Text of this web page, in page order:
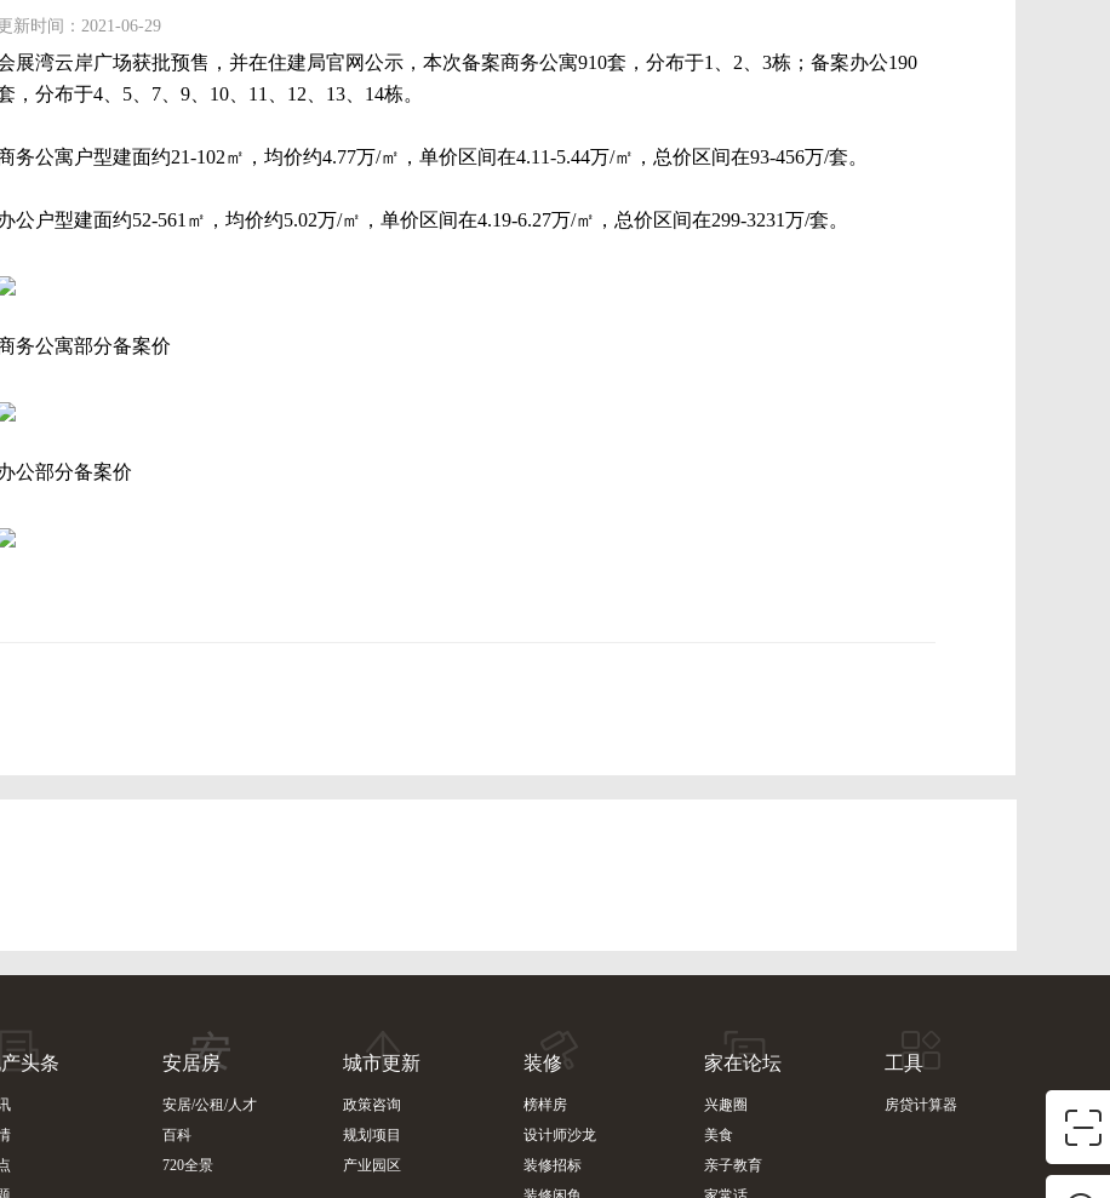
更新时间：2021-06-29
展湾云岸广场获批预售，并在住建局官网公示，本次备案商务公寓910套，分布于1、2、3栋；备案办公190
，分布于4、5、7、9、10、11、12、13、14栋。
务公寓户型建面约21-102㎡，均价约4.77万/㎡，单价区间在4.11-5.44万/㎡，总价区间在93-456万/套。
公户型建面约52-561㎡，均价约5.02万/㎡，单价区间在4.19-6.27万/㎡，总价区间在299-3231万/套。
务公寓部分备案价
公部分备案价
头条 安居房
安居/公租/人才
百科
720全景
城市更新
政策咨询
规划项目
产业园区
装修
榜样房
设计师沙龙
装修招标
家在论坛
兴趣圈
美食
亲子教育
工具
房贷计算器